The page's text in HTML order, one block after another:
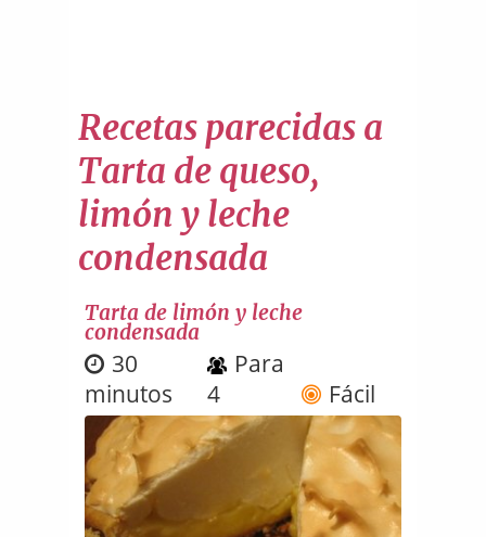
Recetas parecidas a
Tarta de queso,
limón y leche
condensada
Tarta de limón y leche
condensada
30
minutos
Para
4
Fácil